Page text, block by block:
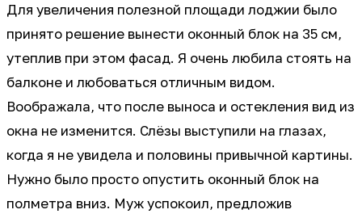
Для увеличения полезной площади лоджии было
принято решение вынести оконный блок на 35 см,
утеплив при этом фасад. Я очень любила стоять на
балконе и любоваться отличным видом.
Воображала, что после выноса и остекления вид из
окна не изменится. Слёзы выступили на глазах,
когда я не увидела и половины привычной картины.
Нужно было просто опустить оконный блок на
полметра вниз. Муж успокоил, предложив